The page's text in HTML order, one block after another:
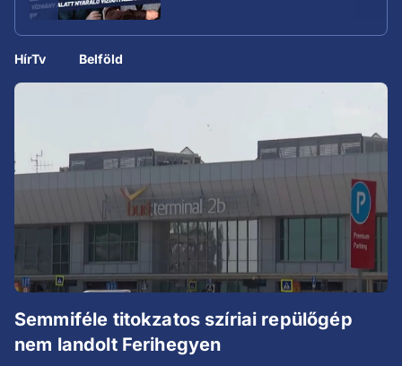
HírTv Belföld
Semmiféle titokzatos szíriai repülőgép
nem landolt Ferihegyen